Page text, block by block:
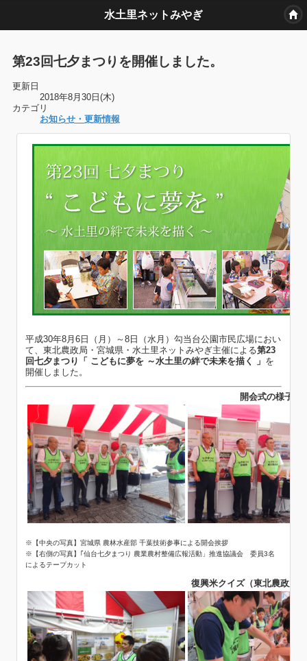
水土里ネットみやぎ
第23回七夕まつりを開催しました。
更新日
2018年8月30日(木)
カテゴリ
お知らせ・更新情報
平成30年8月6日（月）～8日（水月）勾当台公園市民広場におい
て、東北農政局・宮城県・水土里ネットみやぎ主催による第23
回七夕まつり「 こどもに夢を ～水土里の絆で未来を描く 」 を
開催しました。
開会式の様子
※【中央の写真】宮城県 農林水産部 千葉技術参事による開会挨拶
※【右側の写真】｢仙台七夕まつり 農業農村整備広報活動」推進協議会 委員3名
によるテープカット
復興米クイズ（東北農政局